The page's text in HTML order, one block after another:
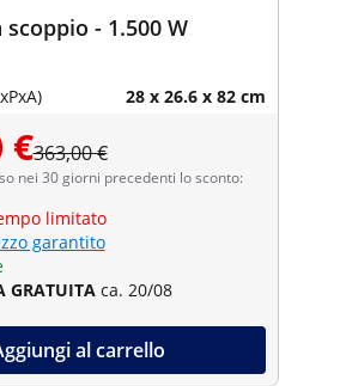
- 1.500 W
28 x 26.6 x 82 cm
€363,00 €
nei 30 giorni precedenti lo sconto:
limitato
garantito
GRATUITA ca. 20/08
al carrello